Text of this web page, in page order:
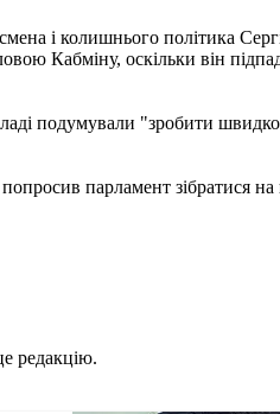
і колишнього політика
Кабміну, оскільки він
подумували "зробити
парламент зібратися
редакцію.